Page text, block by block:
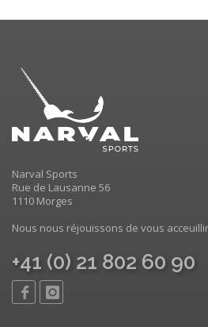
Narval Sports
Rue de Lausanne 56
1110 Morges
Nous nous réjouissons de vous
+41 (0) 21 802 60 90